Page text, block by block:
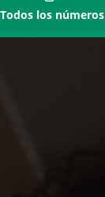
Todos los números